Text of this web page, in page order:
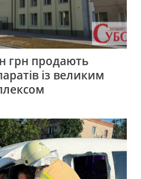
грн продають
із великим